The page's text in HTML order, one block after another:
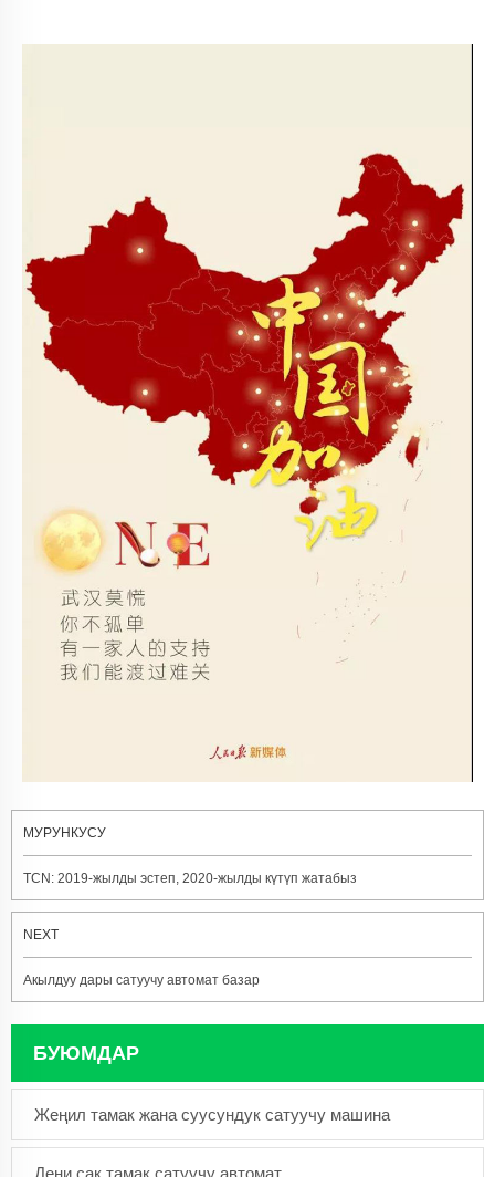
МУРУНКУСУ
TCN: 2019-жылды эстеп, 2020-жылды күтүп жатабыз
NEXT
Акылдуу дары сатуучу автомат базар
БУЮМДАР
Жеңил тамак жана суусундук сатуучу машина
Дени сак тамак сатуучу автомат